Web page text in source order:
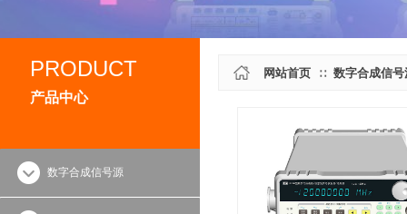
网站首页 ∷ 数字合成信号
数字合成信号源
产品中心
PRODUCT